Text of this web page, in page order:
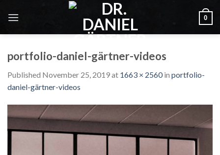
0
portfolio-daniel-gärtner-videos
Published November 25, 2019at 1663 × 2560in portfolio-
daniel-gärtner-videos